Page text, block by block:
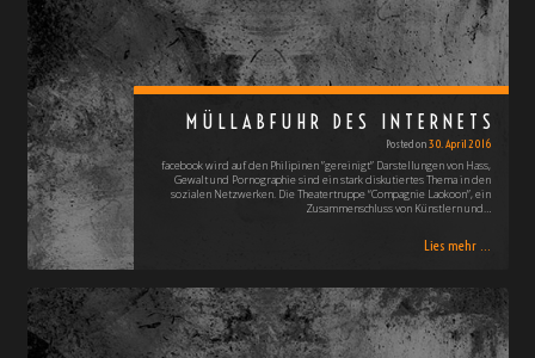
MÜLLABFUHR DES INTERNETS
Posted on30. April 2016
facebook wird auf den Philipinen ”gereinigt” Darstellungen von Hass,
Gewalt und Pornographie sind ein stark diskutiertes Thema in den
sozialen Netzwerken. Die Theatertruppe “Compagnie Laokoon”, ein
Zusammenschluss von Künstlern und…
Lies mehr ...